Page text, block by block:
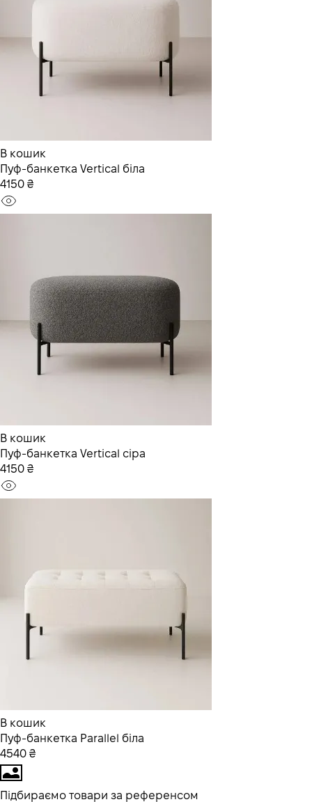
В кошик
Пуф-банкетка Vertical біла
4150 ₴
В кошик
Пуф-банкетка Vertical сіра
4150 ₴
В кошик
Пуф-банкетка Parallel біла
4540 ₴
Підбираємо товари за референсом